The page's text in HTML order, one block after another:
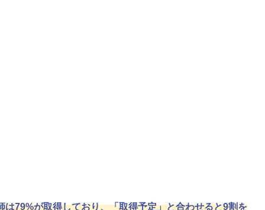
79%が取得しており、「取得予定」と合わせると9割を